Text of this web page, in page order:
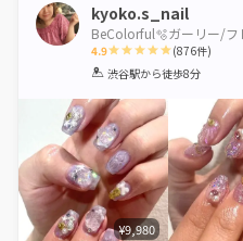
kyoko.s_nail
BeColorful🫧ガーリー/フ
4.9
1 2 3 4 5
(876件)
渋谷駅から徒歩8分
¥9,980